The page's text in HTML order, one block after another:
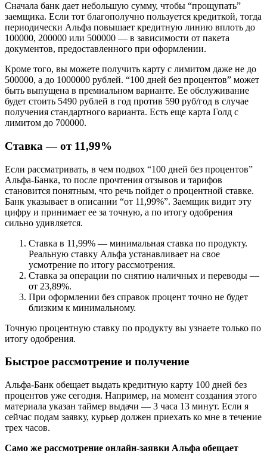
Сначала банк дает небольшую сумму, чтобы “прощупать”
заемщика. Если тот благополучно пользуется кредиткой, тогда
периодически Альфа повышает кредитную линию вплоть до
100000, 200000 или 500000 — в зависимости от пакета
документов, предоставленного при оформлении.
Кроме того, вы можете получить карту с лимитом даже не до
500000, а до 1000000 рублей. “100 дней без процентов” может
быть выпущена в премиальном варианте. Ее обслуживание
будет стоить 5490 рублей в год против 590 руб/год в случае
получения стандартного варианта. Есть еще карта Голд с
лимитом до 700000.
Ставка — от 11,99%
Если рассматривать, в чем подвох “100 дней без процентов”
Альфа-Банка, то после прочтения отзывов и тарифов
становится понятным, что речь пойдет о процентной ставке.
Банк указывает в описании “от 11,99%”. Заемщик видит эту
цифру и принимает ее за точную, а по итогу одобрения
сильно удивляется.
Ставка в 11,99% — минимальная ставка по продукту.
Реальную ставку Альфа устанавливает на свое
усмотрение по итогу рассмотрения.
Ставка за операции по снятию наличных и переводы —
от 23,89%.
При оформлении без справок процент точно не будет
близким к минимальному.
Точную процентную ставку по продукту вы узнаете только по
итогу одобрения.
Быстрое рассмотрение и получение
Альфа-Банк обещает выдать кредитную карту 100 дней без
процентов уже сегодня. Например, на момент создания этого
материала указан таймер выдачи — 3 часа 13 минут. Если я
сейчас подам заявку, курьер должен приехать ко мне в течение
трех часов.
Само же рассмотрение онлайн-заявки Альфа обещает